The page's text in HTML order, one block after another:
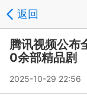
返回
腾讯视频公布
0余部精品剧
2025-10-29 22:56